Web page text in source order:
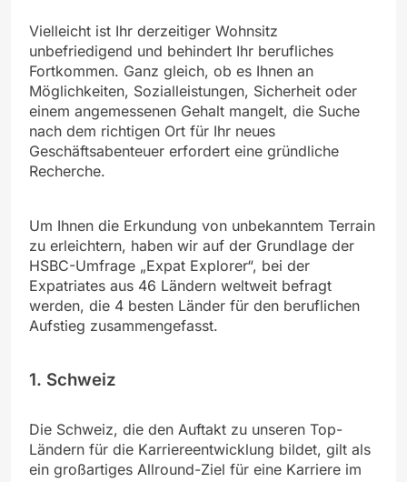
Vielleicht ist Ihr derzeitiger Wohnsitz
unbefriedigend und behindert Ihr berufliches
Fortkommen. Ganz gleich, ob es Ihnen an
Möglichkeiten, Sozialleistungen, Sicherheit oder
einem angemessenen Gehalt mangelt, die Suche
nach dem richtigen Ort für Ihr neues
Geschäftsabenteuer erfordert eine gründliche
Recherche.
Um Ihnen die Erkundung von unbekanntem Terrain
zu erleichtern, haben wir auf der Grundlage der
HSBC-Umfrage „Expat Explorer“, bei der
Expatriates aus 46 Ländern weltweit befragt
werden, die 4 besten Länder für den beruflichen
Aufstieg zusammengefasst.
1. Schweiz
Die Schweiz, die den Auftakt zu unseren Top-
Ländern für die Karriereentwicklung bildet, gilt als
ein großartiges Allround-Ziel für eine Karriere im